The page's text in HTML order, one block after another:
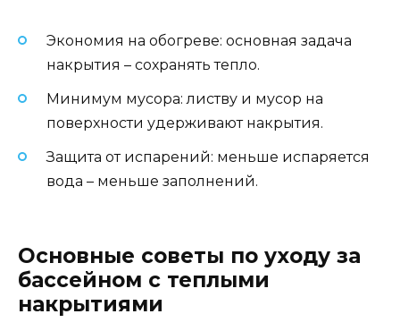
Экономия на обогреве: основная задача
накрытия – сохранять тепло.
Минимум мусора: листву и мусор на
поверхности удерживают накрытия.
Защита от испарений: меньше испаряется
вода – меньше заполнений.
Основные советы по уходу за
бассейном с теплыми
накрытиями